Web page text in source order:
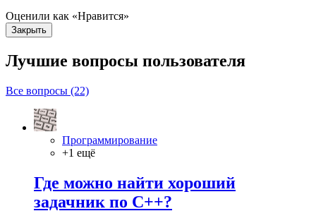
Оценили как «Нравится»
Закрыть
Лучшие вопросы пользователя
Все вопросы (22)
Программирование
+1 ещё
Где можно найти хороший
задачник по C++?